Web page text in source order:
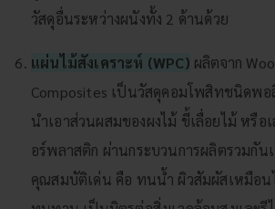
วัสดุอื่นระหว่างผนังทั้ง 2 ด้านด้วย
แผ่นไม้สังเคราะห์ (WPC) ผลิตจาก
Composites เป็นวัสดุคอมโพสิทชนิดพ
นำเอาส่วนผสมของผงไม้ ขี้เลื่อยไม้ หรือ
อร์พลาสติก ผ่านกระบวนการผลิตรวมกัน
คุณสมบัติเด่น คือ ทนน้ำ ผิวสัมผัสเหมือน